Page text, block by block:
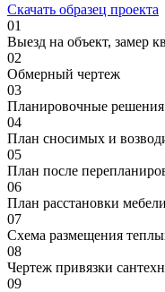
Скачать образец проекта
01
Выезд на объект, замер
02
Обмерный чертеж
03
Планировочные решения
04
План сносимых и
05
План после
06
План расстановки
07
Схема размещения
08
Чертеж привязки
09